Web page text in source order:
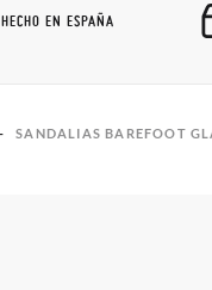
HECHO EN ESPAÑA
SANDALIAS BAREFOOT